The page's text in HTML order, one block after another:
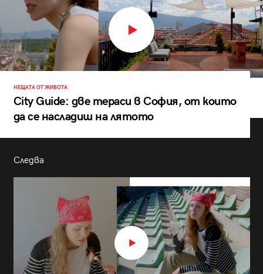
НЕЩАТА ОТ ЖИВОТА
City Guide: две тераси в София, от които
да се насладиш на лятото
Следва